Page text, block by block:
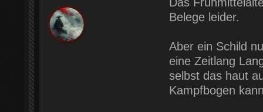
Belege leider.
Aber ein Schild
eine Zeitlang
selbst das haut
Kampfbogen